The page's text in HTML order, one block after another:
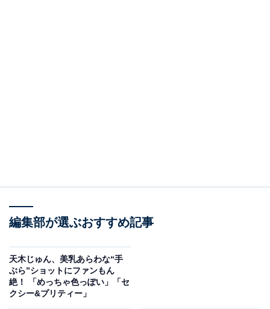
編集部が選ぶおすすめ記事
天木じゅん、美乳あらわな“手
ぶら”ショットにファンもん
絶！ 「めっちゃ色っぽい」「セ
クシー&プリティー」